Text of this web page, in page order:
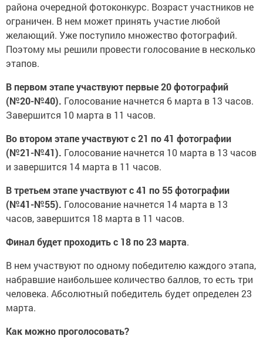
района очередной фотоконкурс. Возраст участников не
ограничен. В нем может принять участие любой
желающий. Уже поступило множество фотографий.
Поэтому мы решили провести голосование в несколько
этапов.
В первом этапе участвуют первые 20 фотографий
(№20-№40). Голосование начнется 6 марта в 13 часов.
Завершится 10 марта в 11 часов.
Во втором этапе участвуют с 21 по 41 фотографии
(№21-№41). Голосование начнется 10 марта в 13 часов
и завершится 14 марта в 11 часов.
В третьем этапе участвуют с 41 по 55 фотографии
(№41-№55). Голосование начнется 14 марта в 13
часов, завершится 18 марта в 11 часов.
Финал будет проходить с 18 по 23 марта.
В нем участвуют по одному победителю каждого этапа,
набравшие наибольшее количество баллов, то есть три
человека. Абсолютный победитель будет определен 23
марта.
Как можно проголосовать?